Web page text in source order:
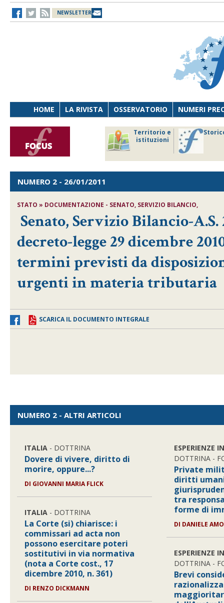
NEWSLETTER
HOME LA RIVISTA OSSERVATORIO NUMERI
Territorio e
istituzioni
NUMERO 2 - 26/01/2011
STATO » DOCUMENTAZIONE - SENATO, SERVIZIO BILANCIO,
Senato, Servizio Bilancio-
decreto-legge 29 dicembre
termini previsti da
urgenti in materia tributaria
SCARICA IL DOCUMENTO INTEGRALE
NUMERO 2 - ALTRI ARTICOLI
ITALIA - DOTTRINA
Dovere di vivere, diritto di
morire, oppure...?
DI GIOVANNI MARIA FLICK
ITALIA - DOTTRINA
La Corte (si) chiarisce: i
commissari ad acta non
possono esercitare poteri
sostitutivi in via normativa
(nota a Corte cost., 17
dicembre 2010, n. 361)
DI RENZO DICKMANN
ESPERIENZE
DOTTRINA -
Private
diritti
tra
forme di
DI DANIELE
ESPERIENZE
DOTTRINA -
Brevi